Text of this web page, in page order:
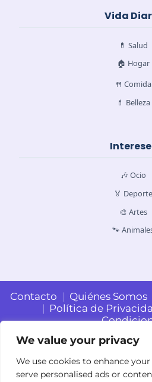
We value your privacy
We use cookies to enhance
serve personalised ads or
Vida
💊 Salud
🏠 Hogar
🍴 Comida
💄 Belleza
🎶 Ocio
🏅 Deporte
🎨 Artes
🐾
Contacto Quiénes Somos
Política de